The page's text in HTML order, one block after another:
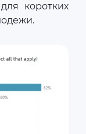
коротких